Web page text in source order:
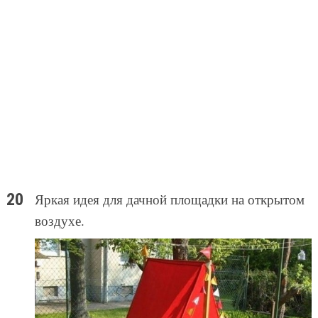
Яркая идея для дачной площадки на открытом
воздухе.